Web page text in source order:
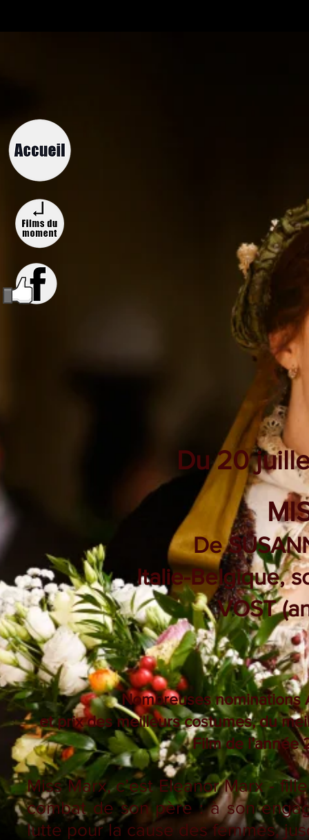
Du 20
De
Italie-Belgique,
VOST
Nombreuses nominations
et prix des meilleurs costumes, du
Film de l’année
Miss Marx, c’est Eleanor Marx -
combat de son père : à son
lutte pour la cause des femmes,